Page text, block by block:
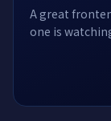
A great
one is
the candidate
and a
first.